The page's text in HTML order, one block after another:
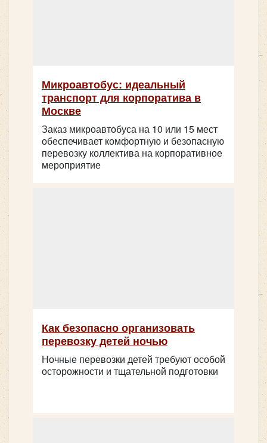
Микроавтобус: идеальный
транспорт для корпоратива в
Москве
Заказ микроавтобуса на 10 или 15 мест
обеспечивает комфортную и безопасную
перевозку коллектива на корпоративное
мероприятие
Как безопасно организовать
перевозку детей ночью
Ночные перевозки детей требуют особой
осторожности и тщательной подготовки